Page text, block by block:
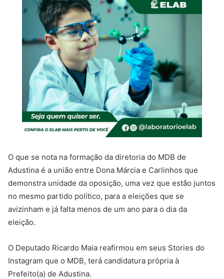
O que se nota na formação da diretoria do MDB de
Adustina é a união entre Dona Márcia e Carlinhos que
demonstra unidade da oposição, uma vez que estão juntos
no mesmo partido político, para a eleições que se
avizinham e já falta menos de um ano para o dia da
eleição.
O Deputado Ricardo Maia reafirmou em seus Stories do
Instagram que o MDB, terá candidatura própria à
Prefeito(a) de Adustina.